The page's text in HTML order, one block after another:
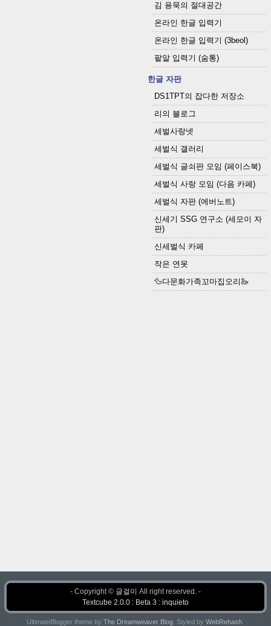
김 용묵의 절대공간
온라인 한글 입력기
온라인 한글 입력기 (3beol)
팥알 입력기 (숨통)
한글 자판
DS1TPT의 잡다한 저장소
리의 블로그
세벌사랑넷
세벌식 갤러리
세벌식 글쇠판 모임 (페이스북)
세벌식 사랑 모임 (다음 카페)
세벌식 자판 (에버노트)
신세기 SSG 연구소 (세모이 자
판)
신세벌식 카페
작은 연못
🦆다문화가족꼬마집오리🦢
- Copyright © 글걸이 All right reserved. -
Textcube 2.0.0 : Beta 3 : inquieto
UltimateBlogger theme byThe Dreamweaver Blog . Styled byWebRehash